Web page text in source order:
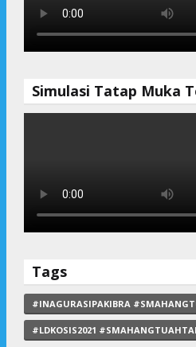
Simulasi Tatap Muka
Tags
#INAGURASIPAKIBRA
#LDKOSIS2021